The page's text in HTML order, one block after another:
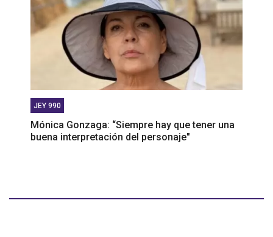
JEY 990
Mónica Gonzaga: “Siempre hay que tener una
buena interpretación del personaje"